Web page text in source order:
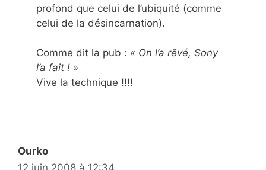
profond que celui de l’ubiquité (comme
celui de la désincarnation).
Comme dit la pub : « On l’a rêvé, Sony
l’a fait ! »
Vive la technique !!!!
Ourko
12 juin 2008 à 12:34